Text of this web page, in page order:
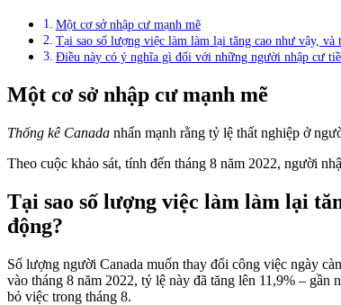
Một cơ sở nhập cư mạnh mẽ
Tại sao số lượng việc làm làm lại tăng cao như vậy,
Điều này có ý nghĩa gì đối với những người nhập cư
Một cơ sở nhập cư mạnh mẽ
Thống kê Canada nhấn mạnh rằng tỷ lệ thất nghiệp ở
Theo cuộc khảo sát, tính đến tháng 8 năm 2022, người
Tại sao số lượng việc làm làm lại
động?
Số lượng người Canada muốn thay đổi công việc ngày
vào tháng 8 năm 2022, tỷ lệ này đã tăng lên 11,9% –
bỏ việc trong tháng 8.